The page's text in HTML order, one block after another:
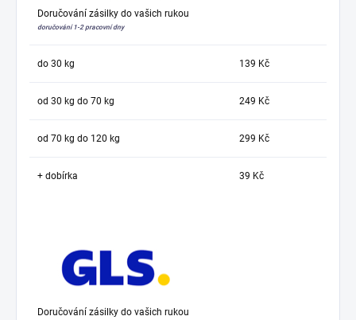
Doručování zásilky do vašich rukou
doručování 1-2 pracovní dny
do 30 kg 139 Kč
od 30 kg do 70 kg 249 Kč
od 70 kg do 120 kg 299 Kč
+ dobírka 39 Kč
Doručování zásilky do vašich rukou